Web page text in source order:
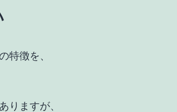
特徴を、
りますが、